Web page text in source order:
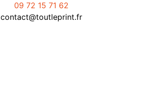
09 72 15 71 62
contact@toutleprint.fr